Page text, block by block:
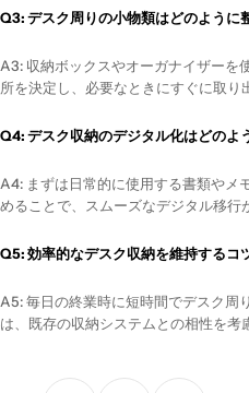
Q3: デスク周りの小物類はどのように
A3: 収納ボックスやオーガナイザーを
所を決定し、必要なときにすぐに取り
Q4: デスク収納のデジタル化はどのよ
A4: まずは日常的に使用する書類やメ
めることで、スムーズなデジタル移行
Q5: 効率的なデスク収納を維持するコ
A5: 毎日の終業時に短時間でデスク周
は、既存の収納システムとの相性を考